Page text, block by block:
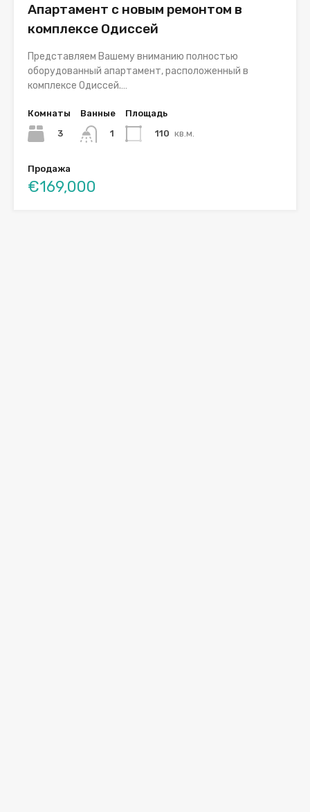
Апартамент с новым ремонтом в
комплексе Одиссей
Представляем Вашему вниманию полностью
оборудованный апартамент, расположенный в
комплексе Одиссей.…
Комнаты
3
Ванные
1
Площадь
110 кв.м.
Продажа
€169,000